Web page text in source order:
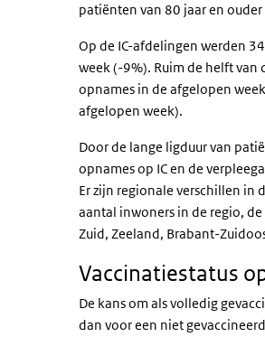
patiënten van 80 jaar en
Op de IC-afdelingen werden
week (-9%). Ruim de helft van
opnames in de afgelopen
afgelopen week).
Door de lange ligduur van
opnames op IC en de
Er zijn regionale verschillen in
aantal inwoners in de regio,
Zuid, Zeeland, Brabant-
Vaccinatiestatus
De kans om als volledig
dan voor een niet